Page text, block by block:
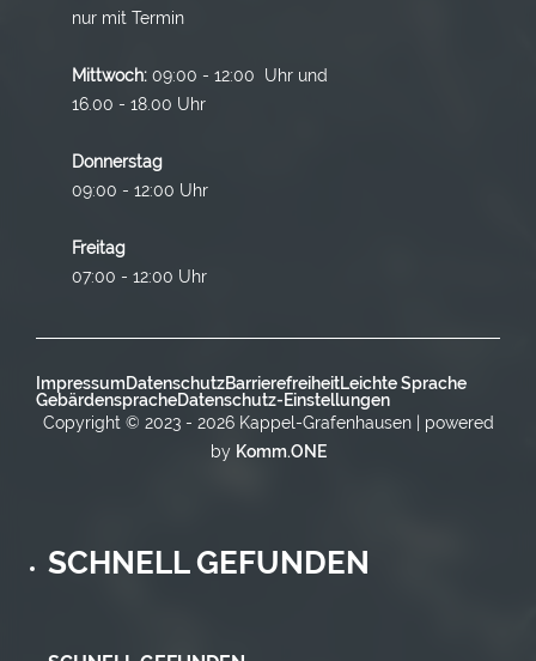
nur mit Termin
Mittwoch: 09:00 - 12:00 Uhr und
16.00 - 18.00 Uhr
Donnerstag
09:00 - 12:00 Uhr
Freitag
07:00 - 12:00 Uhr
ImpressumDatenschutzBarrierefreiheitLeichte Sprache
GebärdenspracheDatenschutz-Einstellungen
Copyright © 2023 - 2026 Kappel-Grafenhausen | powered
by Komm.ONE
SCHNELL GEFUNDEN